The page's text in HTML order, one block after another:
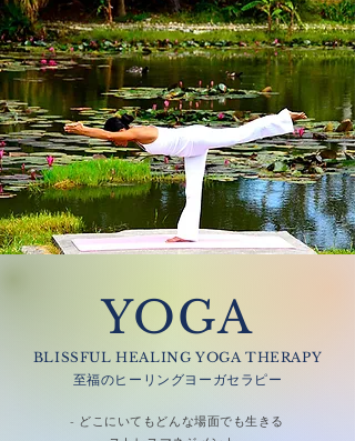
YOGA
BLISSFUL HEALING YOGA THERAPY
​至福のヒーリングヨ​ーガセラピー
- どこにいてもどんな場面でも生きる